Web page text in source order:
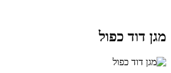
מגן דוד כפול